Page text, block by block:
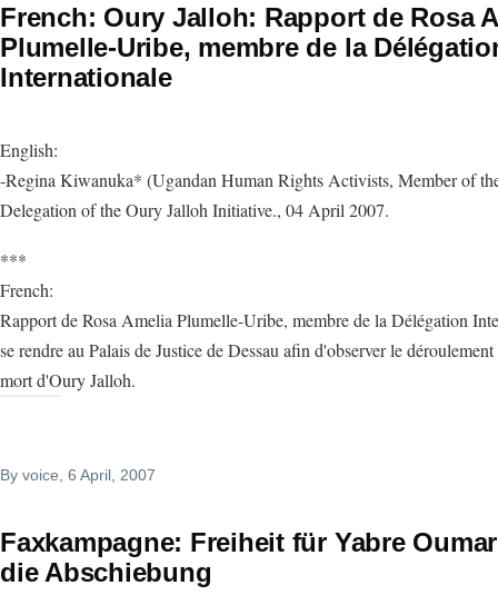
French: Oury Jalloh: Rapport de Rosa
Plumelle-Uribe, membre de la
Internationale
English:
-Regina Kiwanuka* (Ugandan Human Rights Activists, Member of
Delegation of the Oury Jalloh Initiative., 04 April 2007.
***
French:
Rapport de Rosa Amelia Plumelle-Uribe, membre de la Délégation
se rendre au Palais de Justice de Dessau afin d'observer le
mort d'Oury Jalloh.
By voice , 6 April, 2007
Faxkampagne: Freiheit für Yabre
die Abschiebung